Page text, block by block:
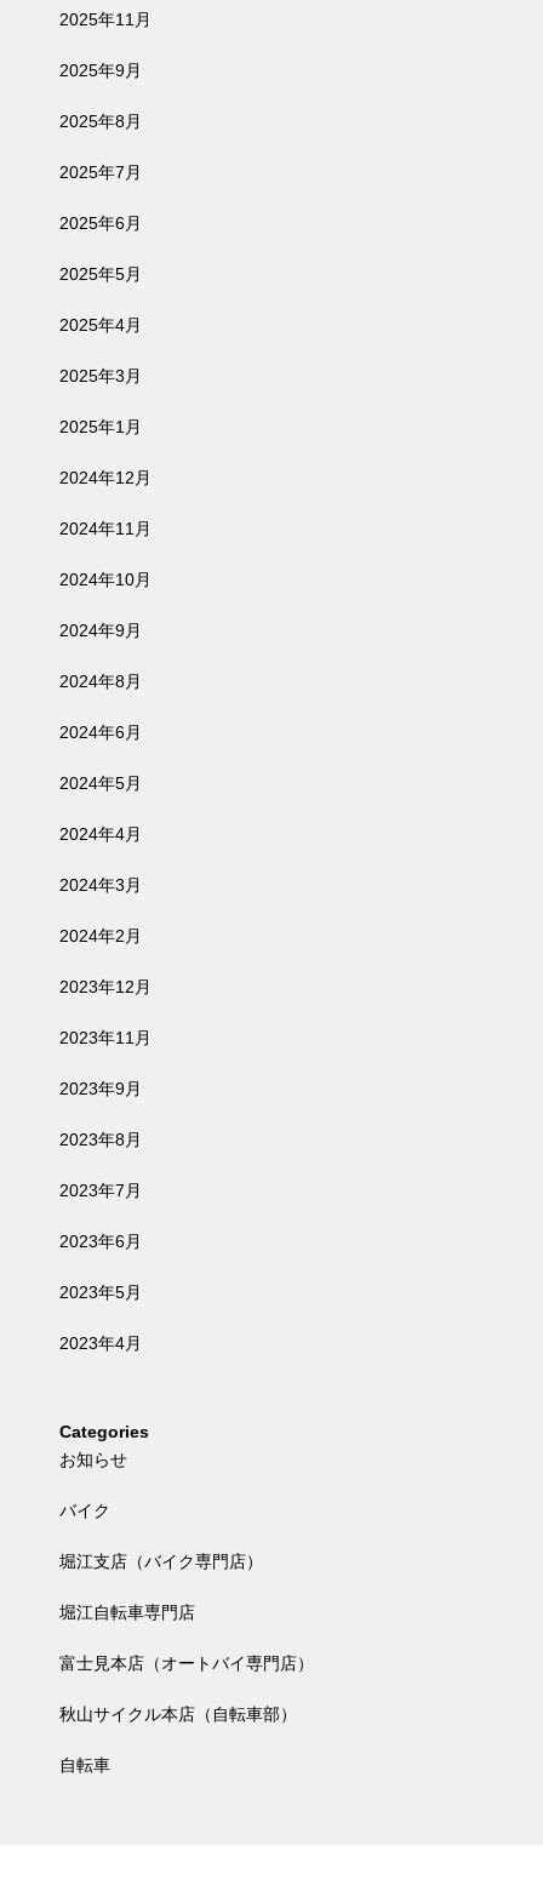
2025年11月
2025年9月
2025年8月
2025年7月
2025年6月
2025年5月
2025年4月
2025年3月
2025年1月
2024年12月
2024年11月
2024年10月
2024年9月
2024年8月
2024年6月
2024年5月
2024年4月
2024年3月
2024年2月
2023年12月
2023年11月
2023年9月
2023年8月
2023年7月
2023年6月
2023年5月
2023年4月
Categories
お知らせ
バイク
堀江支店（バイク専門店）
堀江自転車専門店
富士見本店（オートバイ専門店）
秋山サイクル本店（自転車部）
自転車